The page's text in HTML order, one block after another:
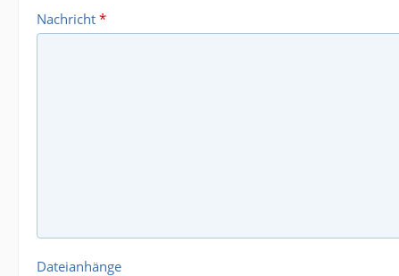
Nachricht *
Dateianhänge